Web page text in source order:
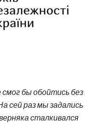
бы обойтись без
сей раз мы задались
сталкивался